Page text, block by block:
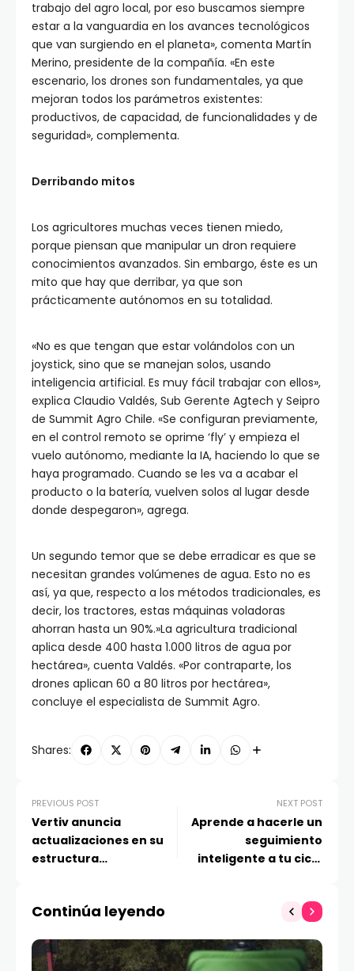
trabajo del agro local, por eso buscamos siempre
estar a la vanguardia en los avances tecnológicos
que van surgiendo en el planeta», comenta Martín
Merino, presidente de la compañía. «En este
escenario, los drones son fundamentales, ya que
mejoran todos los parámetros existentes:
productivos, de capacidad, de funcionalidades y de
seguridad», complementa.
Derribando mitos
Los agricultores muchas veces tienen miedo,
porque piensan que manipular un dron requiere
conocimientos avanzados. Sin embargo, éste es un
mito que hay que derribar, ya que son
prácticamente autónomos en su totalidad.
«No es que tengan que estar volándolos con un
joystick, sino que se manejan solos, usando
inteligencia artificial. Es muy fácil trabajar con ellos»,
explica Claudio Valdés, Sub Gerente Agtech y Seipro
de Summit Agro Chile. «Se configuran previamente,
en el control remoto se oprime ‘fly’ y empieza el
vuelo autónomo, mediante la IA, haciendo lo que se
haya programado. Cuando se les va a acabar el
producto o la batería, vuelven solos al lugar desde
donde despegaron», agrega.
Un segundo temor que se debe erradicar es que se
necesitan grandes volúmenes de agua. Esto no es
así, ya que, respecto a los métodos tradicionales, es
decir, los tractores, estas máquinas voladoras
ahorran hasta un 90%.»La agricultura tradicional
aplica desde 400 hasta 1.000 litros de agua por
hectárea», cuenta Valdés. «Por contraparte, los
drones aplican 60 a 80 litros por hectárea»,
concluye el especialista de Summit Agro.
Shares:
PREVIOUS POST
Vertiv anuncia
actualizaciones en su
estructura
Nombramientos
NEXT POST
Aprende a hacerle un
seguimiento
inteligente a tu ciclo
WATCH 5
Continúa leyendo